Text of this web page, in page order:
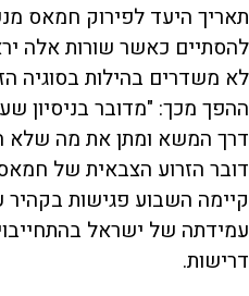
תאריך היעד לפירוק חמאס
להסתיים כאשר שורות אלה
לא משדרים בהילות בסוגיה
ההפך מכך: "מדובר בניסיון
דרך המשא ומתן את מה שלא
דובר הזרוע הצבאית של
קיימה השבוע פגישות בקהיר
עמידתה של ישראל
דרישות.